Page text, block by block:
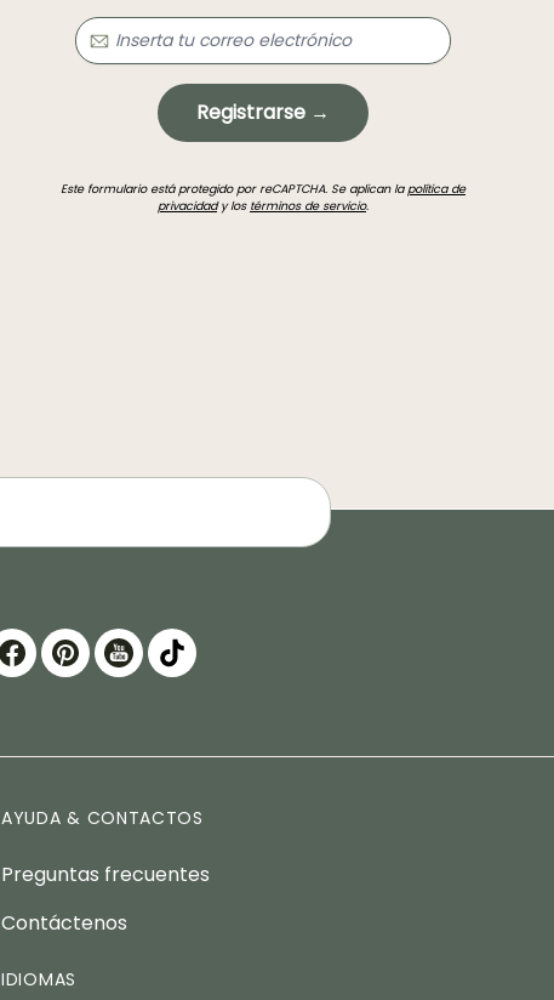
Registrarse →
Este formulario está protegido por reCAPTCHA. Se aplican lapolítica de
privacidady los términos de servicio.
AYUDA & CONTACTOS
Preguntas frecuentes
Contáctenos
IDIOMAS